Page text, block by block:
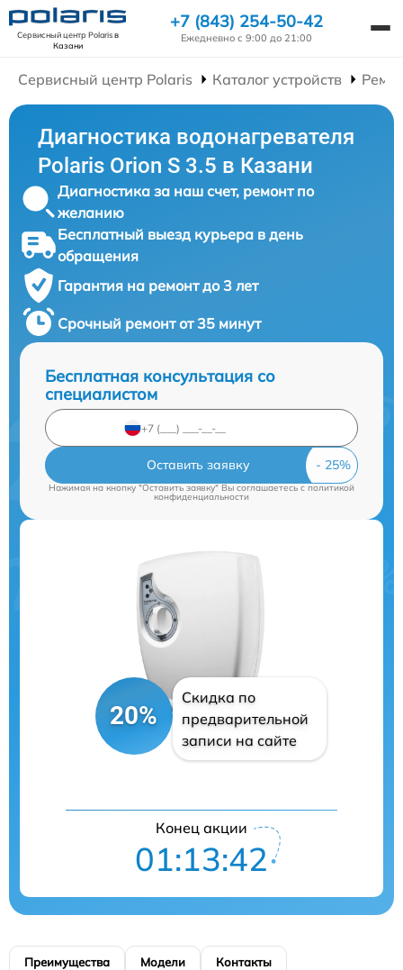
Сервисный центр Polarisв
Казани
+7 (843) 254-50-42
Ежедневно с 9:00 до 21:00
Сервисный центр Polaris Каталог устройств
Диагностика водонагревателя
Polaris Orion S 3.5 в Казани
Диагностика за наш счет, ремонт по
желанию
Бесплатный выезд курьера в день
обращения
Гарантия на ремонт до 3 лет
Срочный ремонт от 35 минут
Бесплатная консультация со
специалистом
Оставить заявку
Нажимая на кнопку "Оставить заявку" Вы соглашаетесь cполитикой
конфиденциальности
20%
Скидка по
предварительной
записи на сайте
Конец акции
01:13:42
Преимущества Модели Контакты